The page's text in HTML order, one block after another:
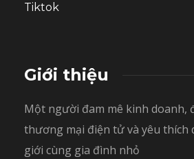
Tiktok
Giới thiệu
Một người đam mê kinh doanh,
thương mại điện tử và yêu thích
giới cùng gia đình nhỏ